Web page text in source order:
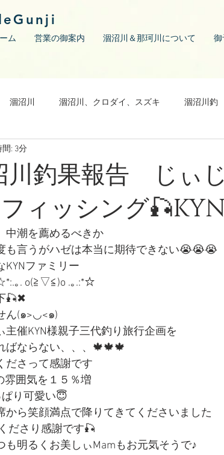
ム 営業の御案内 涸沼川＆那珂川について 御
涸沼川 涸沼川、クロダイ、スズキ 涸沼川釣
川釣果報告 じぃ
ィッシング
: 3分
中潮を薦めるべきか
も言うがハゼは本当に期待できない😭😭😭
ファミリー
｡. o(≧▽≦)o .｡.:*☆
🎣✖︎
ん(๑>◡<๑)
催KYN様親子三代釣り旅行企画を
ばならない、、、🍁🍁🍁
ださって感謝です
雰囲気を１５％増
ぱり可愛い😇
から笑顔満点で降りてきてくださいました
ださり感謝です🎣
明るくお美しぃMamもお元気そうで♪